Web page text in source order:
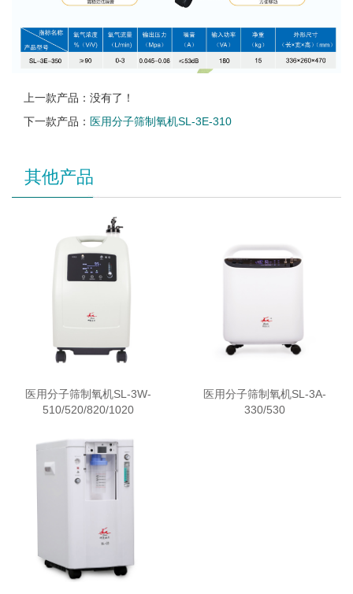
上一款产品：没有了！
下一款产品： 医用分子筛制氧机SL-3E-310
其他产品
医用分子筛制氧机SL-3W-
510/520/820/1020
医用分子筛制氧机SL-3A-
330/530